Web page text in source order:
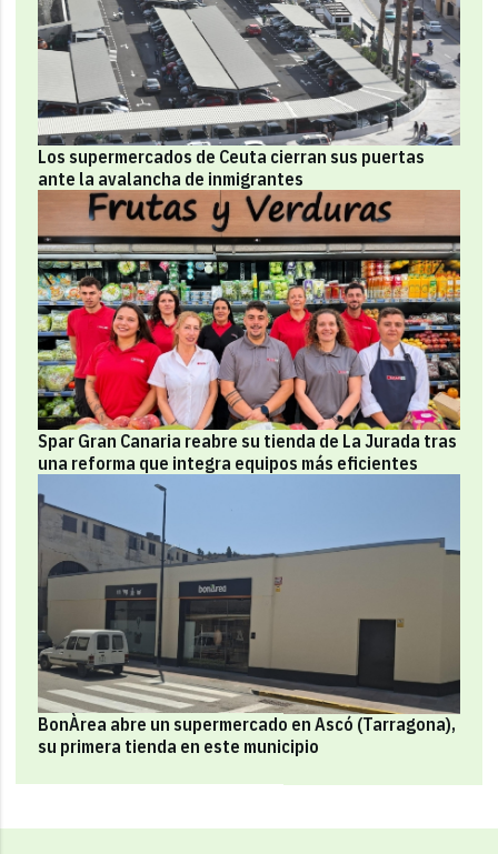
Los supermercados de Ceuta cierran sus puertas
ante la avalancha de inmigrantes
Spar Gran Canaria reabre su tienda de La Jurada tras
una reforma que integra equipos más eficientes
BonÀrea abre un supermercado en Ascó (Tarragona),
su primera tienda en este municipio